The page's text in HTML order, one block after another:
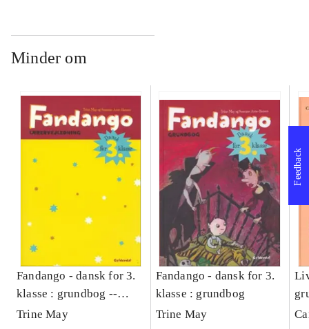
Minder om
Fandango - dansk for 3.
klasse : grundbog --
Lærervejledning
Trine May
Fandango - dansk for 3.
klasse : grundbog
Trine May
Feedback